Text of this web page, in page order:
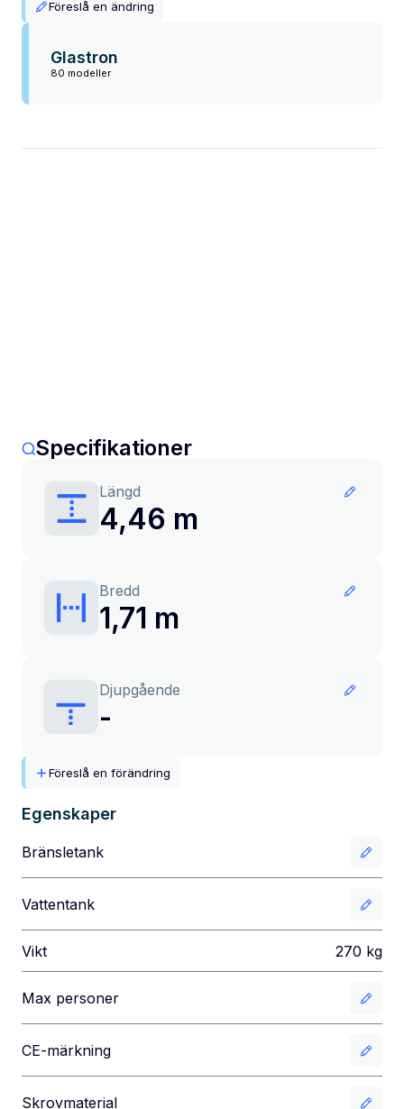
Föreslå en ändring
Glastron
80 modeller
Specifikationer
Längd
4,46 m
Bredd
1,71 m
Djupgående
-
Föreslå en förändring
Egenskaper
Bränsletank
Vattentank
Vikt 270 kg
Max personer
CE-märkning
Skrovmaterial